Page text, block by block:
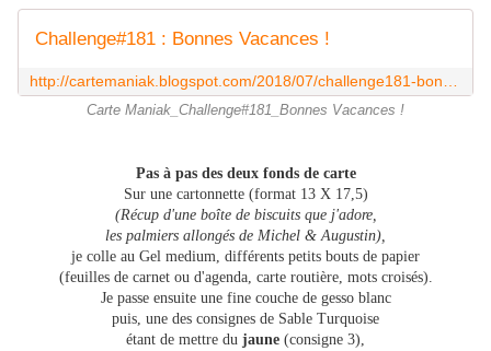
Challenge#181 : Bonnes Vacances !
Carte Maniak_Challenge#181_Bonnes Vacances !
Pas à pas des deux fonds de carte
Sur une cartonnette (format 13 X 17,5)
(Récup d'une boîte de biscuits que j'adore,
les palmiers allongés de Michel & Augustin),
je colle au Gel medium, différents petits bouts de papier
(feuilles de carnet ou d'agenda, carte routière, mots croisés).
Je passe ensuite une fine couche de gesso blanc
puis, une des consignes de Sable Turquoise
étant de mettre du jaune (consigne 3),